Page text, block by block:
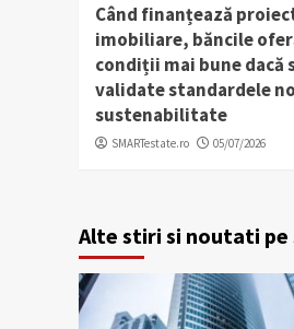
Când finanțează
imobiliare, băncile
condiții mai bune dacă
validate standardele
sustenabilitate
SMARTestate.ro 05/07/2026
Alte stiri si noutati pe